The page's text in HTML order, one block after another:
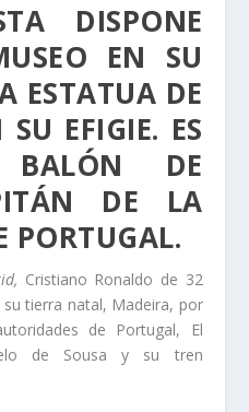
DISPONE
EN SU
ESTATUA DE
EFIGIE. ES
BALÓN DE
DE LA
PORTUGAL.
Cristiano Ronaldo de 32
tierra natal, Madeira, por
de Portugal, El
de Sousa y su tren